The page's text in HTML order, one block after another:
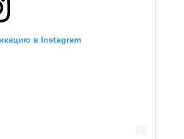
в Instagram